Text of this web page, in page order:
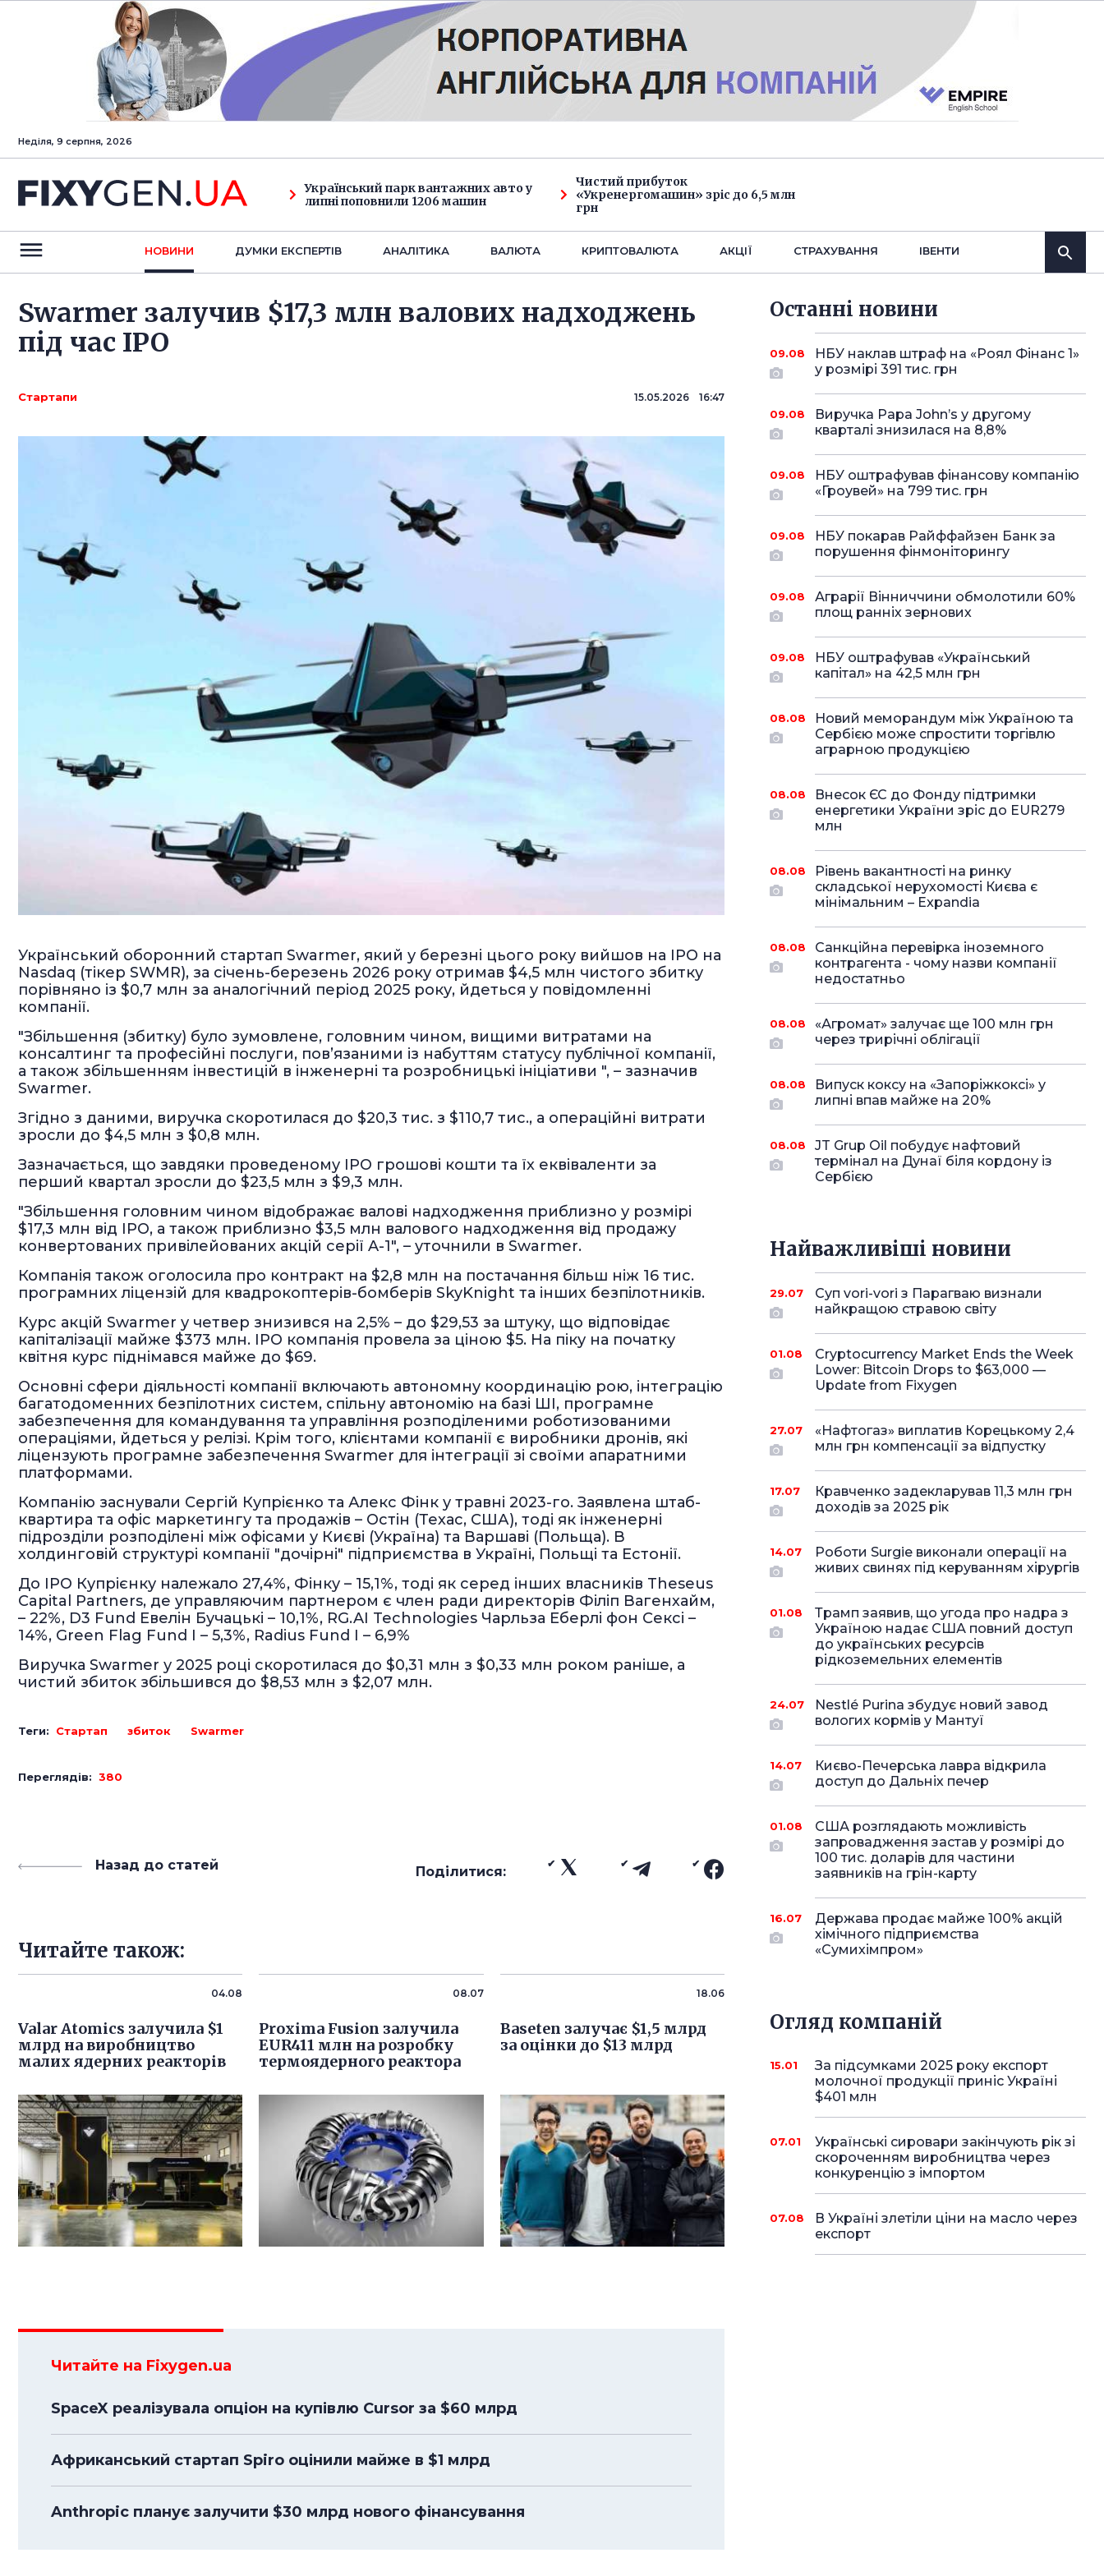
Неділя, 9 серпня, 2026
Український парк вантажних авто у
липні поповнили 1206 машин
Чистий прибуток
«Укренергомашин» зріс до 6,5 млн
грн
НОВИНИ ДУМКИ ЕКСПЕРТIВ АНАЛIТИКА ВАЛЮТА КРИПТОВАЛЮТА АКЦІЇ СТРАХУВАННЯ IВЕНТИ
Swarmer залучив $17,3 млн валових надходжень
під час IPO
Стартапи 15.05.2026 16:47
Український оборонний стартап Swarmer, який у березні цього року вийшов на IPO на
Nasdaq (тікер SWMR), за січень-березень 2026 року отримав $4,5 млн чистого збитку
порівняно із $0,7 млн за аналогічний період 2025 року, йдеться у повідомленні
компанії.
"Збільшення (збитку) було зумовлене, головним чином, вищими витратами на
консалтинг та професійні послуги, пов’язаними із набуттям статусу публічної компанії,
а також збільшенням інвестицій в інженерні та розробницькі ініціативи ", – зазначив
Swarmer.
Згідно з даними, виручка скоротилася до $20,3 тис. з $110,7 тис., а операційні витрати
зросли до $4,5 млн з $0,8 млн.
Зазначається, що завдяки проведеному IPO грошові кошти та їх еквіваленти за
перший квартал зросли до $23,5 млн з $9,3 млн.
"Збільшення головним чином відображає валові надходження приблизно у розмірі
$17,3 млн від IPO, а також приблизно $3,5 млн валового надходження від продажу
конвертованих привілейованих акцій серії A-1", – уточнили в Swarmer.
Компанія також оголосила про контракт на $2,8 млн на постачання більш ніж 16 тис.
програмних ліцензій для квадрокоптерів-бомберів SkyKnight та інших безпілотників.
Курс акцій Swarmer у четвер знизився на 2,5% – до $29,53 за штуку, що відповідає
капіталізації майже $373 млн. IPO компанія провела за ціною $5. На піку на початку
квітня курс піднімався майже до $69.
Основні сфери діяльності компанії включають автономну координацію рою, інтеграцію
багатодоменних безпілотних систем, спільну автономію на базі ШІ, програмне
забезпечення для командування та управління розподіленими роботизованими
операціями, йдеться у релізі. Крім того, клієнтами компанії є виробники дронів, які
ліцензують програмне забезпечення Swarmer для інтеграції зі своїми апаратними
платформами.
Компанію заснували Сергій Купрієнко та Алекс Фінк у травні 2023-го. Заявлена штаб-
квартира та офіс маркетингу та продажів – Остін (Техас, США), тоді як інженерні
підрозділи розподілені між офісами у Києві (Україна) та Варшаві (Польща). В
холдинговій структурі компанії "дочірні" підприємства в Україні, Польщі та Естонії.
До IPO Купрієнку належало 27,4%, Фінку – 15,1%, тоді як серед інших власників Theseus
Capital Partners, де управляючим партнером є член ради директорів Філіп Вагенхайм,
– 22%, D3 Fund Евелін Бучацькі – 10,1%, RG.AI Technologies Чарльза Еберлі фон Сексі –
14%, Green Flag Fund I – 5,3%, Radius Fund I – 6,9%
Виручка Swarmer у 2025 році скоротилася до $0,31 млн з $0,33 млн роком раніше, а
чистий збиток збільшився до $8,53 млн з $2,07 млн.
Теги: Стартап збиток Swarmer
Переглядів: 380
Назад до статей Поділитися:
Читайте також:
04.08
Valar Atomics залучила $1
млрд на виробництво
малих ядерних реакторів
08.07
Proxima Fusion залучила
EUR411 млн на розробку
термоядерного реактора
18.06
Baseten залучає $1,5 млрд
за оцінки до $13 млрд
Читайте на Fixygen.ua
SpaceX реалізувала опціон на купівлю Cursor за $60 млрд
Африканський стартап Spiro оцінили майже в $1 млрд
Anthropic планує залучити $30 млрд нового фінансування
Останнi новини
09.08
НБУ наклав штраф на «Роял Фінанс 1»
у розмірі 391 тис. грн
09.08
Виручка Papa John’s у другому
кварталі знизилася на 8,8%
09.08
НБУ оштрафував фінансову компанію
«Гроувей» на 799 тис. грн
09.08
НБУ покарав Райффайзен Банк за
порушення фінмоніторингу
09.08
Аграрії Вінниччини обмолотили 60%
площ ранніх зернових
09.08
НБУ оштрафував «Український
капітал» на 42,5 млн грн
08.08
Новий меморандум між Україною та
Сербією може спростити торгівлю
аграрною продукцією
08.08
Внесок ЄС до Фонду підтримки
енергетики України зріс до EUR279
млн
08.08
Рівень вакантності на ринку
складської нерухомості Києва є
мінімальним – Expandia
08.08
Санкційна перевірка іноземного
контрагента - чому назви компанії
недостатньо
08.08
«Агромат» залучає ще 100 млн грн
через трирічні облігації
08.08
Випуск коксу на «Запоріжкоксі» у
липні впав майже на 20%
08.08
JT Grup Oil побудує нафтовий
термінал на Дунаї біля кордону із
Сербією
Найважливіші новини
29.07
Суп vori-vori з Парагваю визнали
найкращою стравою світу
01.08
Cryptocurrency Market Ends the Week
Lower: Bitcoin Drops to $63,000 —
Update from Fixygen
27.07
«Нафтогаз» виплатив Корецькому 2,4
млн грн компенсації за відпустку
17.07
Кравченко задекларував 11,3 млн грн
доходів за 2025 рік
14.07
Роботи Surgie виконали операції на
живих свинях під керуванням хірургів
01.08
Трамп заявив, що угода про надра з
Україною надає США повний доступ
до українських ресурсів
рідкоземельних елементів
24.07
Nestlé Purina збудує новий завод
вологих кормів у Мантуї
14.07
Києво-Печерська лавра відкрила
доступ до Дальніх печер
01.08
США розглядають можливість
запровадження застав у розмірі до
100 тис. доларів для частини
заявників на грін-карту
16.07
Держава продає майже 100% акцій
хімічного підприємства
«Сумихімпром»
Огляд компаній
15.01
За підсумками 2025 року експорт
молочної продукції приніс Україні
$401 млн
07.01
Українські сировари закінчують рік зі
скороченням виробництва через
конкуренцію з імпортом
07.08
В Україні злетіли ціни на масло через
експорт